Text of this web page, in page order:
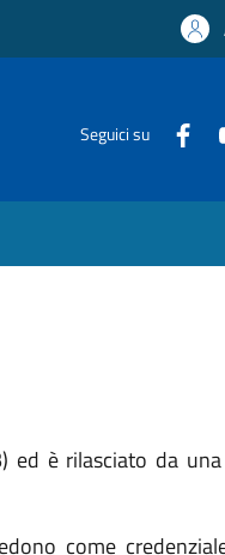
Seguici su
è rilasciato da
come